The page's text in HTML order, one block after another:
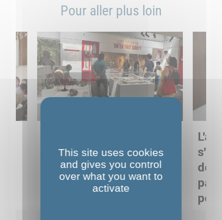
Pour aller plus loin
Musée de Préhistoire de
Nemours : apprendre
autrement grâce à la
de
This site uses cookies
and gives you control
over what you want to
activate